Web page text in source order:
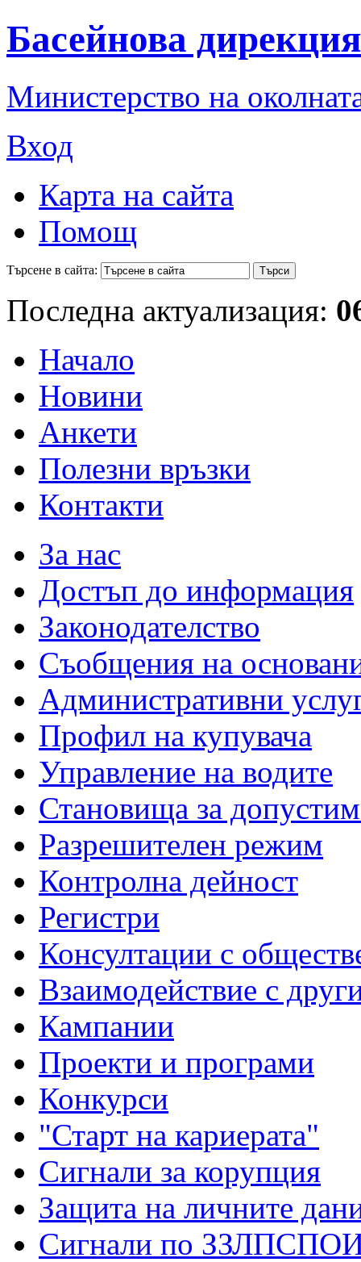
Басейнова
Министерство на
Вход
Карта на сайта
Помощ
Търсене в сайта:
Последна актуализация:
Начало
Новини
Анкети
Полезни връзки
Контакти
За нас
Достъп до информация
Законодателство
Съобщения на
Административни
Профил на купувача
Управление на водите
Становища за
Разрешителен режим
Контролна дейност
Регистри
Консултации с
Взаимодействие с
Кампании
Проекти и програми
Конкурси
"Старт на кариерата"
Сигнали за корупция
Защита на личните
Сигнали по